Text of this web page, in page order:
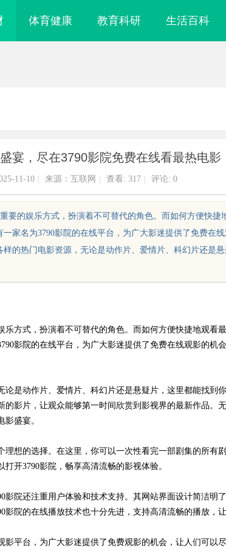
体育健康 教育科研 生活百科
宴，尽在3790影院免费在线看最热电影
11-10 来源：互联网 查看: 317 评论: 0
要的娱乐方式，扮演着不可替代的角色。而如何方便快捷
家名为3790影院的在线平台，为广大影迷提供了免费在
的热门电影资源，无论是动作片、爱情片、科幻片还是
方式，扮演着不可替代的角色。而如何方便快捷地观看
影院的在线平台，为广大影迷提供了免费在线观影的机
是动作片、爱情片、科幻片还是悬疑片，这里都能找到
的影片，让观众能够第一时间欣赏到影视界的最新作品。
盛宴。
理想的选择。在这里，你可以一次性看完一部剧集的所有
开3790影院，畅享高清流畅的影视体验。
影院还注重用户体验和技术支持。其网站界面设计简洁明
影院的在线播放技术也十分先进，支持高清流畅的播放，
影平台，为广大影迷提供了免费观影的机会，让人们可以